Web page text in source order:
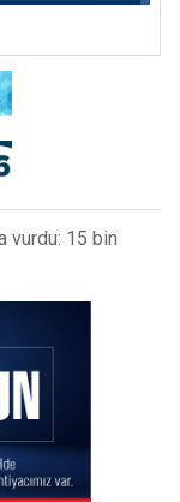
vurdu: 15 bin